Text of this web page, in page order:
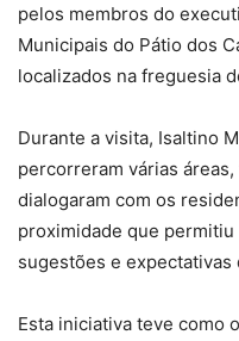
pelos membros do
Municipais do Pátio dos
localizados na freguesia
Durante a visita, Isaltino
percorreram várias
dialogaram com os
proximidade que
sugestões e expectativas
Esta iniciativa teve como